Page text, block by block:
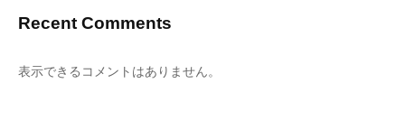
Recent Comments
表示できるコメントはありません。